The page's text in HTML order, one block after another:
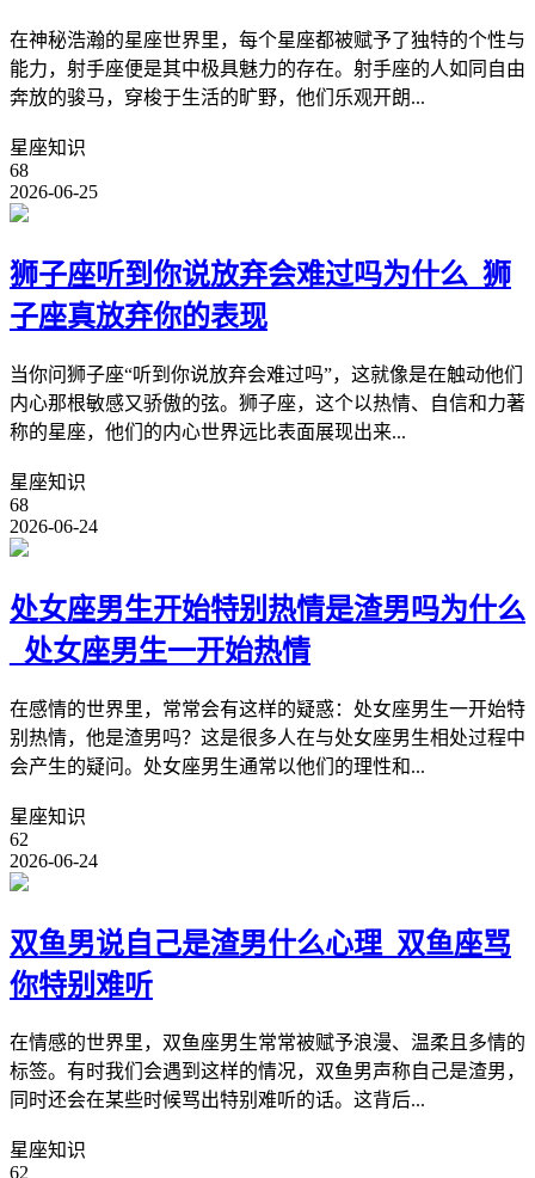
在神秘浩瀚的星座世界里，每个星座都被赋予了独特的个性与
能力，射手座便是其中极具魅力的存在。射手座的人如同自由
奔放的骏马，穿梭于生活的旷野，他们乐观开朗...
星座知识
68
2026-06-25
狮子座听到你说放弃会难过吗为什么_狮
子座真放弃你的表现
当你问狮子座“听到你说放弃会难过吗”，这就像是在触动他们
内心那根敏感又骄傲的弦。狮子座，这个以热情、自信和力著
称的星座，他们的内心世界远比表面展现出来...
星座知识
68
2026-06-24
处女座男生开始特别热情是渣男吗为什么
_处女座男生一开始热情
在感情的世界里，常常会有这样的疑惑：处女座男生一开始特
别热情，他是渣男吗？这是很多人在与处女座男生相处过程中
会产生的疑问。处女座男生通常以他们的理性和...
星座知识
62
2026-06-24
双鱼男说自己是渣男什么心理_双鱼座骂
你特别难听
在情感的世界里，双鱼座男生常常被赋予浪漫、温柔且多情的
标签。有时我们会遇到这样的情况，双鱼男声称自己是渣男，
同时还会在某些时候骂出特别难听的话。这背后...
星座知识
62